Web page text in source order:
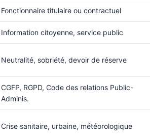
Fonctionnaire titulaire ou contractuel
Information citoyenne, service public
Neutralité, sobriété, devoir de réserve
CGFP, RGPD, Code des relations Public-
Adminis.
Crise sanitaire, urbaine, météorologique